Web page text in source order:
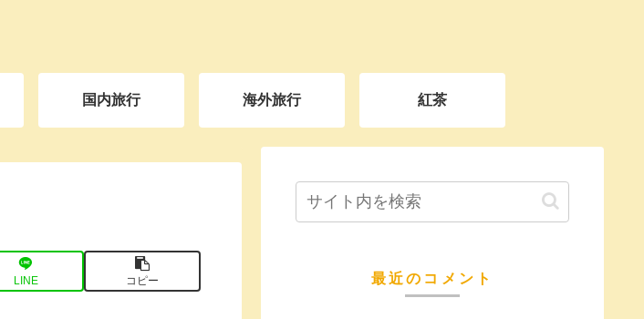
国内旅行 海外旅行 紅茶
LINE コピー 最近のコメント